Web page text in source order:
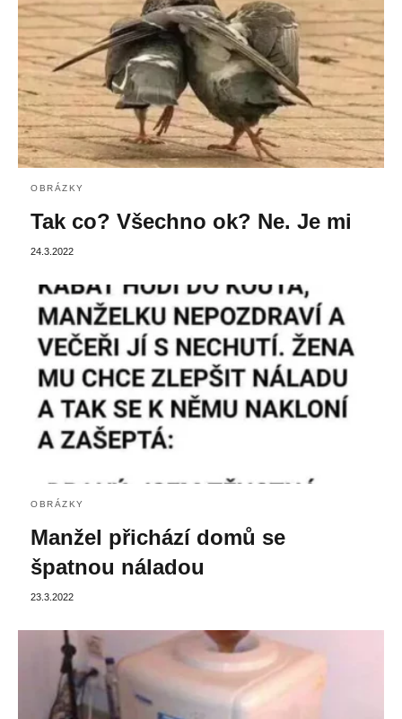
OBRÁZKY
Tak co? Všechno ok? Ne. Je mi
24.3.2022
OBRÁZKY
Manžel přichází domů se
špatnou náladou
23.3.2022